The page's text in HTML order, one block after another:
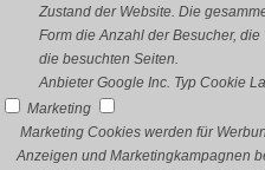
Zustand der Website. Die
Form die Anzahl der Besucher,
die besuchten Seiten.
Anbieter Google Inc. Typ Cookie
Marketing
Marketing Cookies werden für
Anzeigen und Marketingkampagnen